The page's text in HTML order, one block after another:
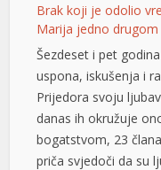
Brak koji je odolio
Marija jedno drugom
Šezdeset i pet
uspona, iskušenja i
Prijedora svoju
danas ih okružuje
bogatstvom, 23
priča svjedoči da su